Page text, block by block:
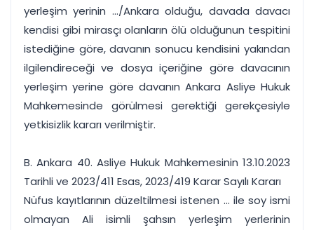
yerleşim yerinin .../Ankara olduğu, davada davacı
kendisi gibi mirasçı olanların ölü olduğunun tespitini
istediğine göre, davanın sonucu kendisini yakından
ilgilendireceği ve dosya içeriğine göre davacının
yerleşim yerine göre davanın Ankara Asliye Hukuk
Mahkemesinde görülmesi gerektiği gerekçesiyle
yetkisizlik kararı verilmiştir.
B. Ankara 40. Asliye Hukuk Mahkemesinin 13.10.2023
Tarihli ve 2023/411 Esas, 2023/419 Karar Sayılı Kararı
Nüfus kayıtlarının düzeltilmesi istenen ... ile soy ismi
olmayan Ali isimli şahsın yerleşim yerlerinin